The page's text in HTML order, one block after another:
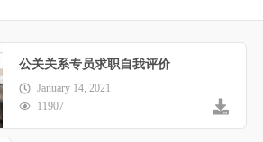
公关关系专员求职自我评价
January 14, 2021
11907